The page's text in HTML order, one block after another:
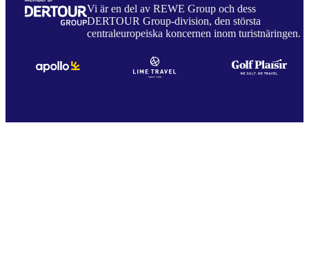
Vi är en del av REWE Group och dess
DERTOUR Group-division, den största
centraleuropeiska koncernen inom turistnäringen.